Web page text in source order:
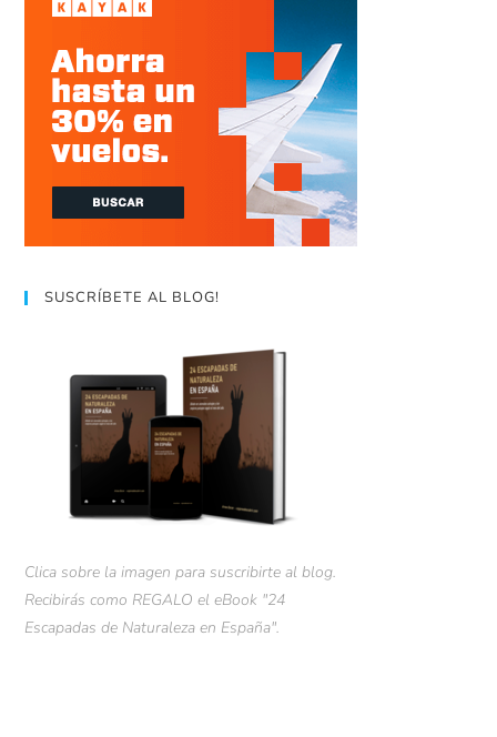
SUSCRÍBETE AL BLOG!
Clica sobre la imagen para suscribirte al blog.
Recibirás como REGALO el eBook "24
Escapadas de Naturaleza en España".